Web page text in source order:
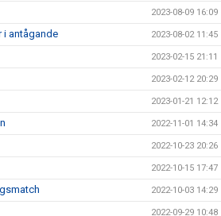
2023-08-09 16:09
i antågande 2023-08-02 11:45
2023-02-15 21:11
2023-02-12 20:29
2023-01-21 12:12
2022-11-01 14:34
2022-10-23 20:26
2022-10-15 17:47
2022-10-03 14:29
2022-09-29 10:48